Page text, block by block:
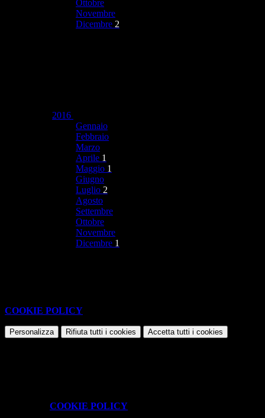
Ottobre
Novembre
Dicembre 2
2016
Gennaio
Febbraio
Marzo
Aprile 1
Maggio 1
Giugno
Luglio 2
Agosto
Settembre
Ottobre
Novembre
Dicembre 1
COOKIE POLICY
Personalizza Rifiuta tutti i cookies Accetta tutti i cookies
COOKIE POLICY